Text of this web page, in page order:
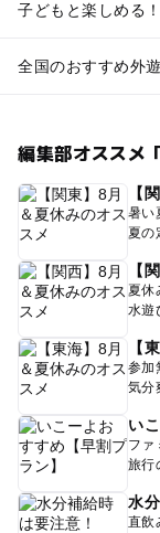
子どもと楽しめる
全国のおすすめ外
編集部オススメ
【
暑い
夏の
【
夏休
水遊
【
参加
気分
い
ファ
旅行
水
直飲